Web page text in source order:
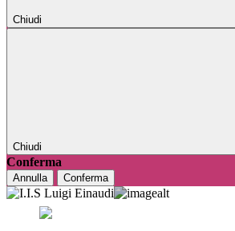
Chiudi
Chiudi
Conferma
Annulla Conferma